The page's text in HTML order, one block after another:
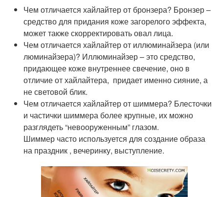
Чем отличается хайлайтер от бронзера? Бронзер –
средство для придания коже загорелого эффекта,
может также скорректировать овал лица.
Чем отличается хайлайтер от иллюминайзера (или
люминайзера)? Иллюминайзер – это средство,
придающее коже внутреннее свечение, оно в
отличие от хайлайтера, придает именно сияние, а
не световой блик.
Чем отличается хайлайтер от шиммера? Блесточки
и частички шиммера более крупные, их можно
разглядеть “невооруженным” глазом.
Шиммер часто используется для создание образа
на праздник , вечеринку, выступление.